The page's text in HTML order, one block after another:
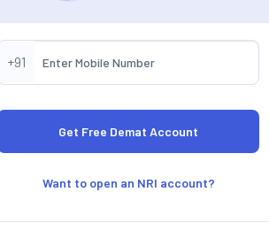
+91
Want to open an NRI account?